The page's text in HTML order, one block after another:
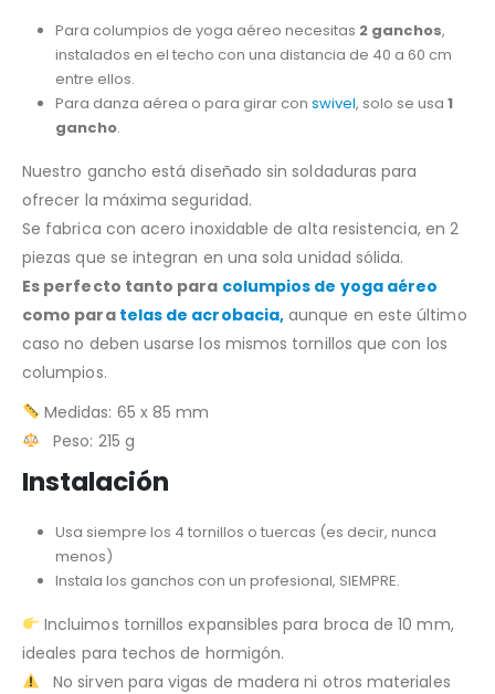
Para columpios de yoga aéreo necesitas 2 ganchos,
instalados en el techo con una distancia de 40 a 60 cm
entre ellos.
Para danza aérea o para girar con swivel, solo se usa 1
gancho.
Nuestro gancho está diseñado sin soldaduras para
ofrecer la máxima seguridad.
Se fabrica con acero inoxidable de alta resistencia, en 2
piezas que se integran en una sola unidad sólida.
Es perfecto tanto para columpios de yoga aéreo
como para telas de acrobacia, aunque en este último
caso no deben usarse los mismos tornillos que con los
columpios.
Medidas: 65 x 85 mm
Peso: 215 g
Instalación
Usa siempre los 4 tornillos o tuercas (es decir, nunca
menos)
Instala los ganchos con un profesional, SIEMPRE.
Incluimos tornillos expansibles para broca de 10 mm,
ideales para techos de hormigón.
No sirven para vigas de madera ni otros materiales